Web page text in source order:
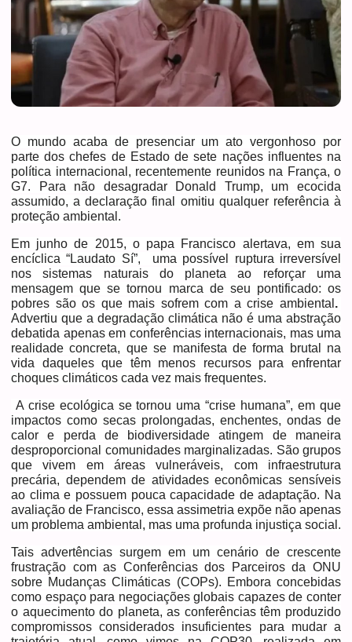
O mundo acaba de presenciar um ato vergonhoso por
parte dos chefes de Estado de sete nações influentes na
política internacional, recentemente reunidos na França, o
G7. Para não desagradar Donald Trump, um ecocida
assumido, a declaração final omitiu qualquer referência à
proteção ambiental.
Em junho de 2015, o papa Francisco alertava, em sua
encíclica “Laudato Sí”, uma possível ruptura irreversível
nos sistemas naturais do planeta ao reforçar uma
mensagem que se tornou marca de seu pontificado: os
pobres são os que mais sofrem com a crise ambiental .
Advertiu que a degradação climática não é uma abstração
debatida apenas em conferências internacionais, mas uma
realidade concreta, que se manifesta de forma brutal na
vida daqueles que têm menos recursos para enfrentar
choques climáticos cada vez mais frequentes.
A crise ecológica se tornou uma “crise humana”, em que
impactos como secas prolongadas, enchentes, ondas de
calor e perda de biodiversidade atingem de maneira
desproporcional comunidades marginalizadas. São grupos
que vivem em áreas vulneráveis, com infraestrutura
precária, dependem de atividades econômicas sensíveis
ao clima e possuem pouca capacidade de adaptação. Na
avaliação de Francisco, essa assimetria expõe não apenas
um problema ambiental, mas uma profunda injustiça social.
Tais advertências surgem em um cenário de crescente
frustração com as Conferências dos Parceiros da ONU
sobre Mudanças Climáticas (COPs). Embora concebidas
como espaço para negociações globais capazes de conter
o aquecimento do planeta, as conferências têm produzido
compromissos considerados insuficientes para mudar a